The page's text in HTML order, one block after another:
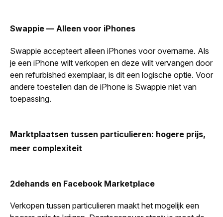
Swappie — Alleen voor iPhones
Swappie accepteert alleen iPhones voor overname. Als
je een iPhone wilt verkopen en deze wilt vervangen door
een refurbished exemplaar, is dit een logische optie. Voor
andere toestellen dan de iPhone is Swappie niet van
toepassing.
Marktplaatsen tussen particulieren: hogere prijs,
meer complexiteit
2dehands en Facebook Marketplace
Verkopen tussen particulieren maakt het mogelijk een